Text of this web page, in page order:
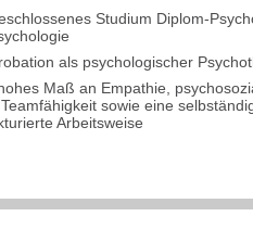
Studium Diplom-
als psychologischer
Maß an Empathie,
sowie eine
Arbeitsweise